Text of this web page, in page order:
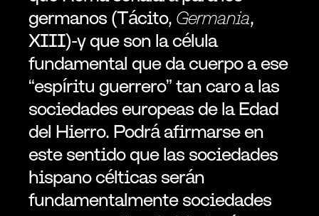
germanos (Tácito, Germania,
XIII)-y que son la célula
fundamental que da cuerpo a ese
“espíritu guerrero” tan caro a las
sociedades europeas de la Edad
del Hierro. Podrá afirmarse en
este sentido que las sociedades
hispano célticas serán
fundamentalmente sociedades